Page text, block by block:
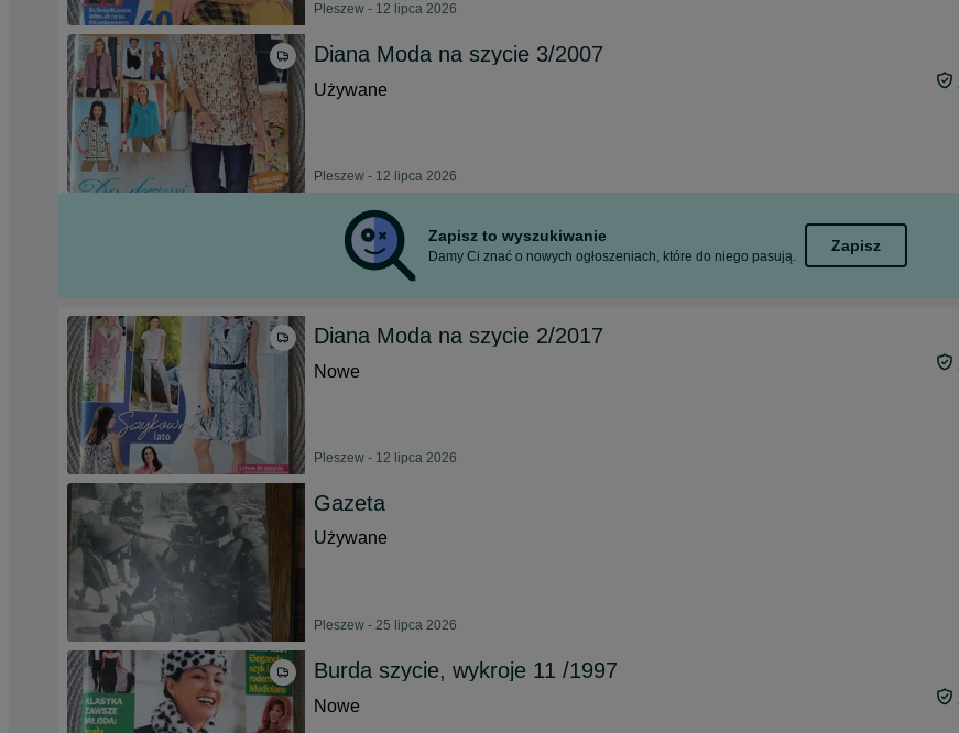
Pleszew - 12 lipca 2026
Diana Moda na szycie 3/2007
Używane
Pleszew - 12 lipca 2026
Zapisz to wyszukiwanie
Damy Ci znać o nowych ogłoszeniach, które do niego pasują.
Zapisz
Diana Moda na szycie 2/2017
Nowe
Pleszew - 12 lipca 2026
Gazeta
Używane
Pleszew - 25 lipca 2026
Burda szycie, wykroje 11 /1997
Nowe